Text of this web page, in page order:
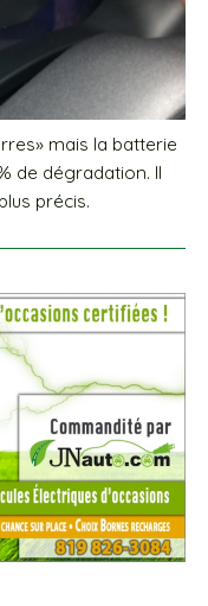
mais la batterie
de dégradation. Il
précis.